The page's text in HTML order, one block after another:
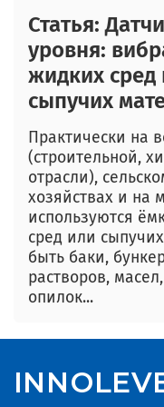
Статья:
уровня:
жидких
сыпучих
Практически на
(строительной,
отрасли),
хозяйствах и на
используются
сред или
быть баки,
растворов,
опилок...